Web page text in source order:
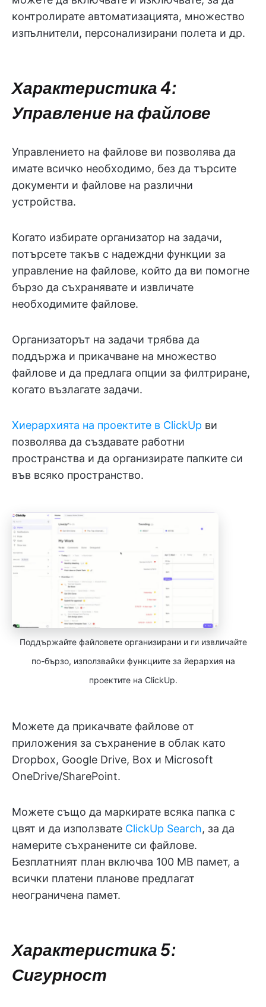
контролирате автоматизацията, множество
изпълнители, персонализирани полета и др.
Характеристика 4:
Управление на файлове
Управлението на файлове ви позволява да
имате всичко необходимо, без да търсите
документи и файлове на различни
устройства.
Когато избирате организатор на задачи,
потърсете такъв с надеждни функции за
управление на файлове, който да ви помогне
бързо да съхранявате и извличате
необходимите файлове.
Организаторът на задачи трябва да
поддържа и прикачване на множество
файлове и да предлага опции за филтриране,
когато възлагате задачи.
Хиерархията на проектите в ClickUp ви
позволява да създавате работни
пространства и да организирате папките си
във всяко пространство.
Поддържайте файловете организирани и ги извличайте
по-бързо, използвайки функциите за йерархия на
проектите на ClickUp.
Можете да прикачвате файлове от
приложения за съхранение в облак като
Dropbox, Google Drive, Box и Microsoft
OneDrive/SharePoint.
Можете също да маркирате всяка папка с
цвят и да използвате ClickUp Search, за да
намерите съхранените си файлове.
Безплатният план включва 100 MB ‌памет, а
всички платени планове предлагат
неограничена памет.
Характеристика 5:
Сигурност